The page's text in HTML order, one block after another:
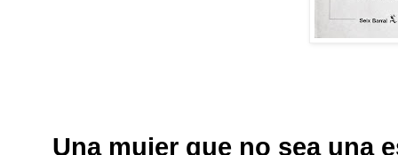
Una mujer que no sea una